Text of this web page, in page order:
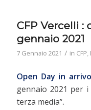
CFP Vercelli :
gennaio 2021
7 Gennaio 2021 / in CFP,
Open Day in
gennaio 2021 per
terza media”.